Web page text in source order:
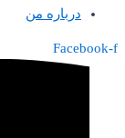
درباره من
Facebook-f